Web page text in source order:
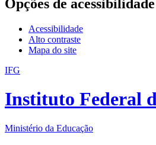
Opções de acessibilidade
Acessibilidade
Alto contraste
Mapa do site
IFG
Instituto Federal
Ministério da Educação